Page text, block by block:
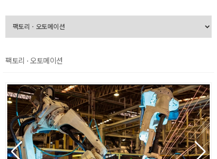
팩토리 · 오토메이션